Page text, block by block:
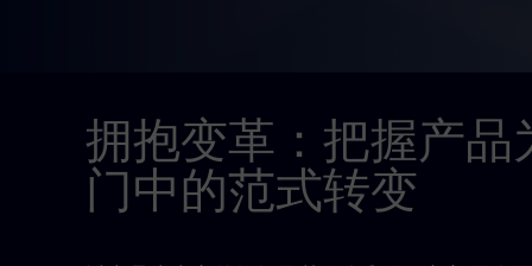
拥抱变革：把握产品
门中的范式转变